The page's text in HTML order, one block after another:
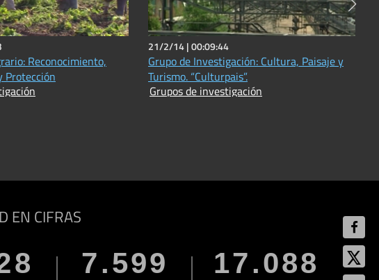
Reconocimiento,
Protección
21/2/14 |00:09:44
Grupo de Investigación: Cultura, Paisaje y
Turismo. “Culturpais”.
Grupos de investigación
EN CIFRAS
7.599 17.088